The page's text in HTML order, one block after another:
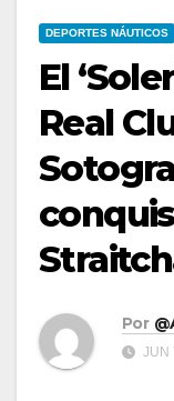
DEPORTES NÁUTICOS
El
Real
Por
JUN